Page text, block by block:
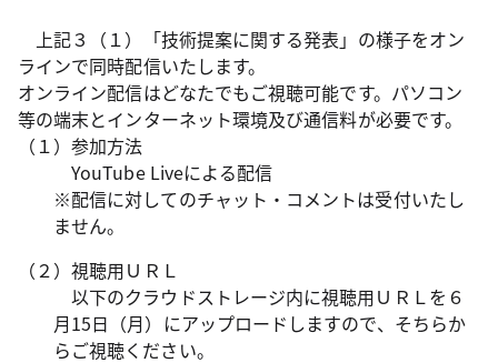
上記３（１）「技術提案に関する発表」の様子をオン
ラインで同時配信いたします。
オンライン配信はどなたでもご視聴可能です。パソコン
等の端末とインターネット環境及び通信料が必要です。
（１）参加方法
YouTube Liveによる配信
※配信に対してのチャット・コメントは受付いたし
ません。
（２）視聴用ＵＲＬ
以下のクラウドストレージ内に視聴用ＵＲＬを６
月15日（月）にアップロードしますので、そちらか
らご視聴ください。